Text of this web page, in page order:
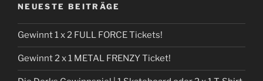
NEUESTE BEITRÄGE
Gewinnt 1 x 2 FULL FORCE Tickets!
Gewinnt 2 x 1 METAL FRENZY Ticket!